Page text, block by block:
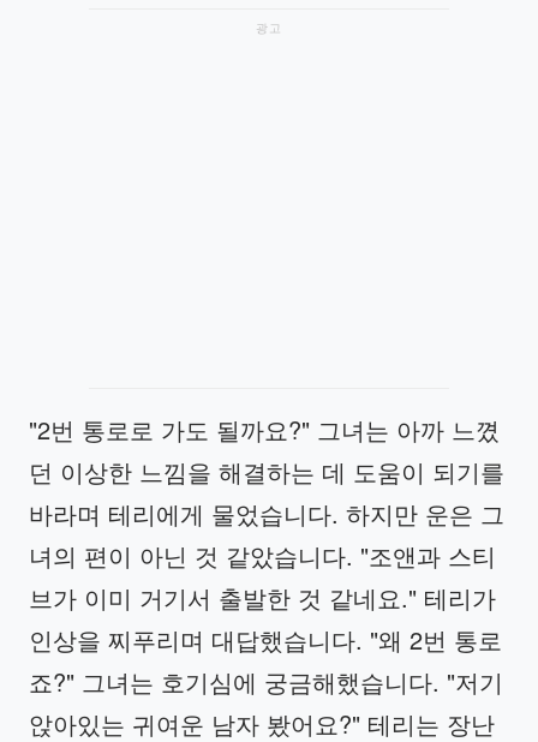
광고
"2번 통로로 가도 될까요?" 그녀는 아까 느꼈
던 이상한 느낌을 해결하는 데 도움이 되기를
바라며 테리에게 물었습니다. 하지만 운은 그
녀의 편이 아닌 것 같았습니다. "조앤과 스티
브가 이미 거기서 출발한 것 같네요." 테리가
인상을 찌푸리며 대답했습니다. "왜 2번 통로
죠?" 그녀는 호기심에 궁금해했습니다. "저기
앉아있는 귀여운 남자 봤어요?" 테리는 장난